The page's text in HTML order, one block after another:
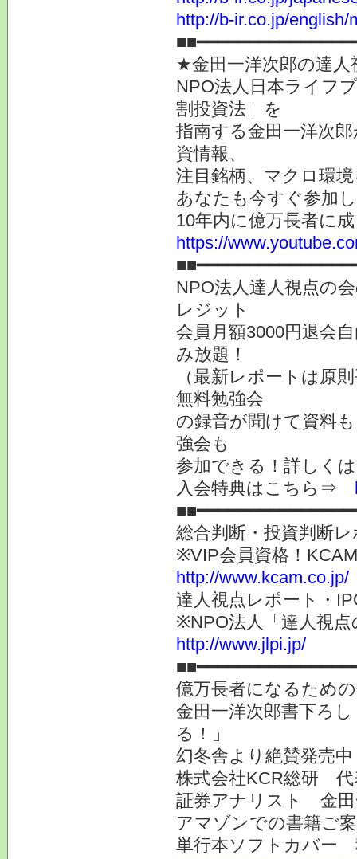
http://b-ir.co.jp/english/
★金田一洋次郎の達
NPO法人日本ライフ
割投資法」を
指南する金田一洋次
資情報、
注目銘柄、マクロ環
あなたも今すぐ参加
10年内に億万長者に
https://
NPO法人達人視点の
レジット
会員月額3000円退会
み放題！
（最新レポートは原
無料勉強会
の録音が聞けて資料
強会も
参加できる！詳し
入会特典はこちら⇒
総合判断・投資判断
※VIP会員資格！
http://www.kcam.co.jp/
達人視点レポート・
※NPO法人「達人視
http://www.jlpi.jp/
億万長者になるため
金田一洋次郎書下ろ
る！」
幻冬舎より絶賛発売
株式会社KCR総研 代
証券アナリスト 金
アマゾンでの書籍ご
単行本ソフトカバー